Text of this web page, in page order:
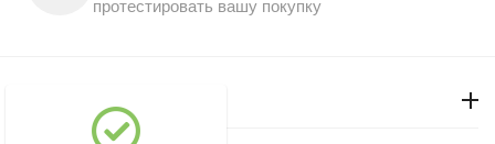
протестировать вашу покупку